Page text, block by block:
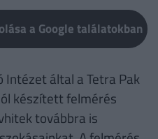
a Google találatokban
Intézet által a Tetra Pak
készített felmérés
továbbra is